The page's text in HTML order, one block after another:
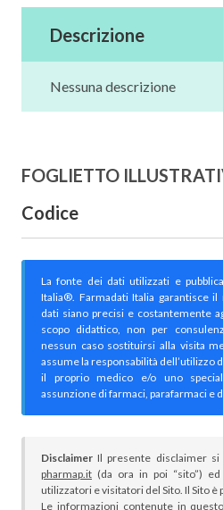
Descrizione
Nessuna descrizione
FOGLIETTO
Codice
La fonte dei dati utilizzati e
Italia®. Farmadati Italia garantisce
dati siano precisi e costantemente
scopo didattico, non per
nessun caso sostituirsi alla visita
assume la responsabilità dell’utilizzo
il proprio medico e/o uno
assunzione di farmaci, parafarmaci e
Disclaimer Il presente disclaimer
pharmap.it (da ora in poi “sito”)
utilizzatori e visitatori del Sito. Il Sito è
Le informazioni contenute in